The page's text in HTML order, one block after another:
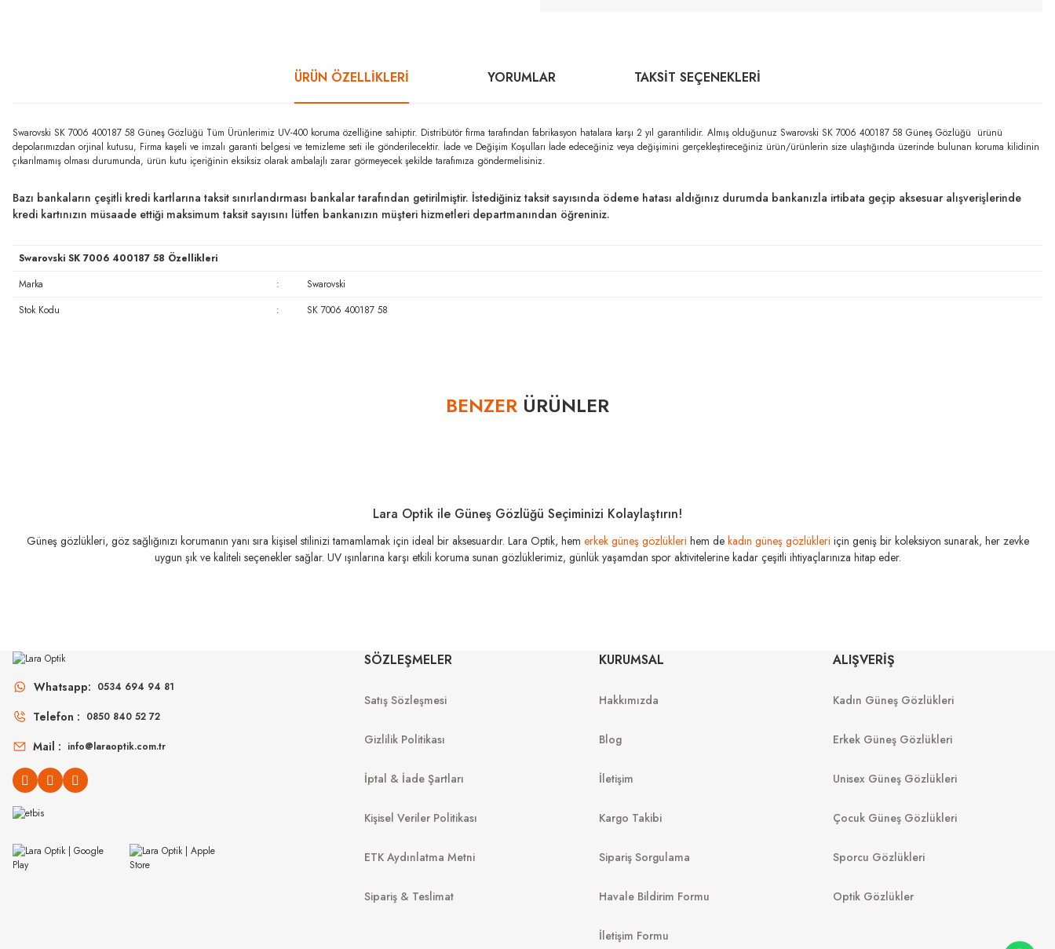
ÜRÜN ÖZELLİKLERİ YORUMLAR TAKSIT SEÇENEKLERI
Swarovski SK 7006 400187 58 Güneş Gözlüğü Tüm Ürünlerimiz UV-400 koruma özelliğine sahiptir. Distribütör firma tarafından fabrikasyon hatalara karşı 2 yıl garantilidir. Almış olduğunuz Swarovski SK 7006 400187 58 Güneş Gözlüğü ürünü
depolarımızdan orjinal kutusu, Firma kaşeli ve imzalı garanti belgesi ve temizleme seti ile gönderilecektir. İade ve Değişim Koşulları İade edeceğiniz veya değişimini gerçekleştireceğiniz ürün/ürünlerin size ulaştığında üzerinde bulunan koruma kilidinin
çıkarılmamış olması durumunda, ürün kutu içeriğinin eksiksiz olarak ambalajlı zarar görmeyecek şekilde tarafımıza göndermelisiniz.
Bazı bankaların çeşitli kredi kartlarına taksit sınırlandırması bankalar tarafından getirilmiştir. İstediğiniz taksit sayısında ödeme hatası aldığınız durumda bankanızla irtibata geçip aksesuar alışverişlerinde
kredi kartınızın müsaade ettiği maksimum taksit sayısını lütfen bankanızın müşteri hizmetleri departmanından öğreniniz.
Swarovski SK 7006 400187 58 Özellikleri
Marka
:
Swarovski
Stok Kodu
: SK 7006 400187 58
BENZER ÜRÜNLER
%45 26.360 ₺ 14.498
MU 07ZS 1425S0 56
MU 03ZS 13Q40D 54
11.235 8.988
Lara Optik ile Güneş Gözlüğü Seçiminizi Kolaylaştırın!
Güneş gözlükleri, göz sağlığınızı korumanın yanı sıra kişisel stilinizi tamamlamak için ideal bir aksesuardır. Lara Optik, hem erkek güneş gözlükleri hem de kadın güneş gözlükleri için geniş bir koleksiyon sunarak, her zevke
uygun şık ve kaliteli seçenekler sağlar. UV ışınlarına karşı etkili koruma sunan gözlüklerimiz, günlük yaşamdan spor aktivitelerine kadar çeşitli ihtiyaçlarınıza hitap eder.
Whatsapp: 0534 694 94 81
Telefon : 0850 840 52 72
Mail : info@laraoptik.com.tr
SÖZLEŞMELER
Satış Sözleşmesi
Gizlilik Politikası
İptal & İade Şartları
Kişisel Veriler Politikası
ETK Aydınlatma Metni
Sipariş & Teslimat
KURUMSAL
Hakkımızda
Blog
İletişim
Kargo Takibi
Sipariş Sorgulama
Havale Bildirim Formu
İletişim Formu
ALIŞVERİŞ
Kadın Güneş Gözlükleri
Erkek Güneş Gözlükleri
Unisex Güneş Gözlükleri
Çocuk Güneş Gözlükleri
Sporcu Gözlükleri
Optik Gözlükler